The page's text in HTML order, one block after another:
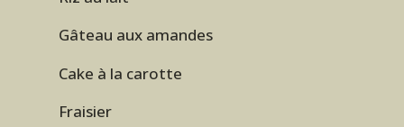
Gâteau aux amandes
Cake à la carotte
Fraisier